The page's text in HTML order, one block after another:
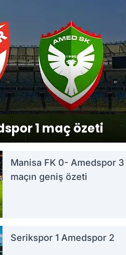
1 maç özeti
Manisa FK 0- Amedspor 3
maçın geniş özeti
Serikspor 1 Amedspor 2